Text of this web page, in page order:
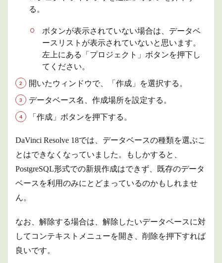
る。
ボタンが表示されていない場合は、データベ
ースリストが表示されていないと思います。
左上にある「プロジェクト」ボタンを押下し
てください。
開いたウィンドウで、「作成」を選択する。
データベース名、作成場所を設定する。
「作成」ボタンを押下する。
DaVinci Resolve 18では、データベースの種類を選ぶこ
とはできなくなっていました。もしかすると、
PostgreSQL形式での新規作成はできず、既存のデータ
ベースを利用のみにとどまっているのかもしれませ
ん。
なお、解除する場合は、解除したいデータベースに対
してコンテキストメニューを開き、削除を押下すれば
良いです。